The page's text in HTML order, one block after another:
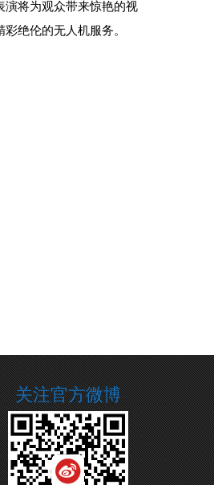
演将为观众带来惊艳的视
绝伦的无人机服务。
关注官方微博